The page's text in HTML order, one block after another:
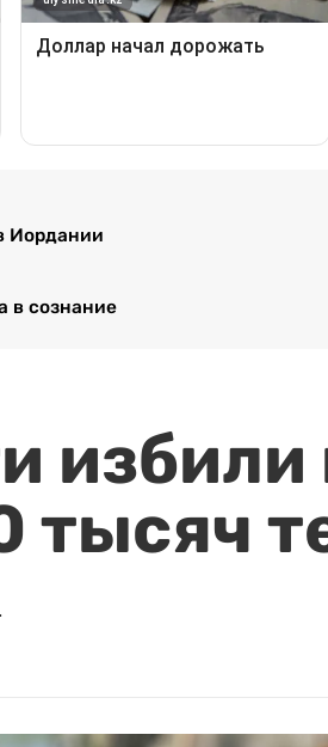
Иордании
в сознание
избили
тысяч